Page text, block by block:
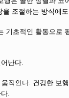
조절하는 방식에
기초적인 활동으로
난다.
직인다. 건강한 보
.